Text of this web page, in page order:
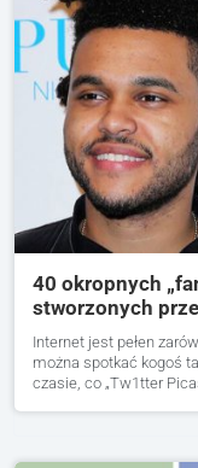
40 okropnych
stworzonych
Internet jest pełen
można spotkać kogoś
czasie, co „Tw1tter